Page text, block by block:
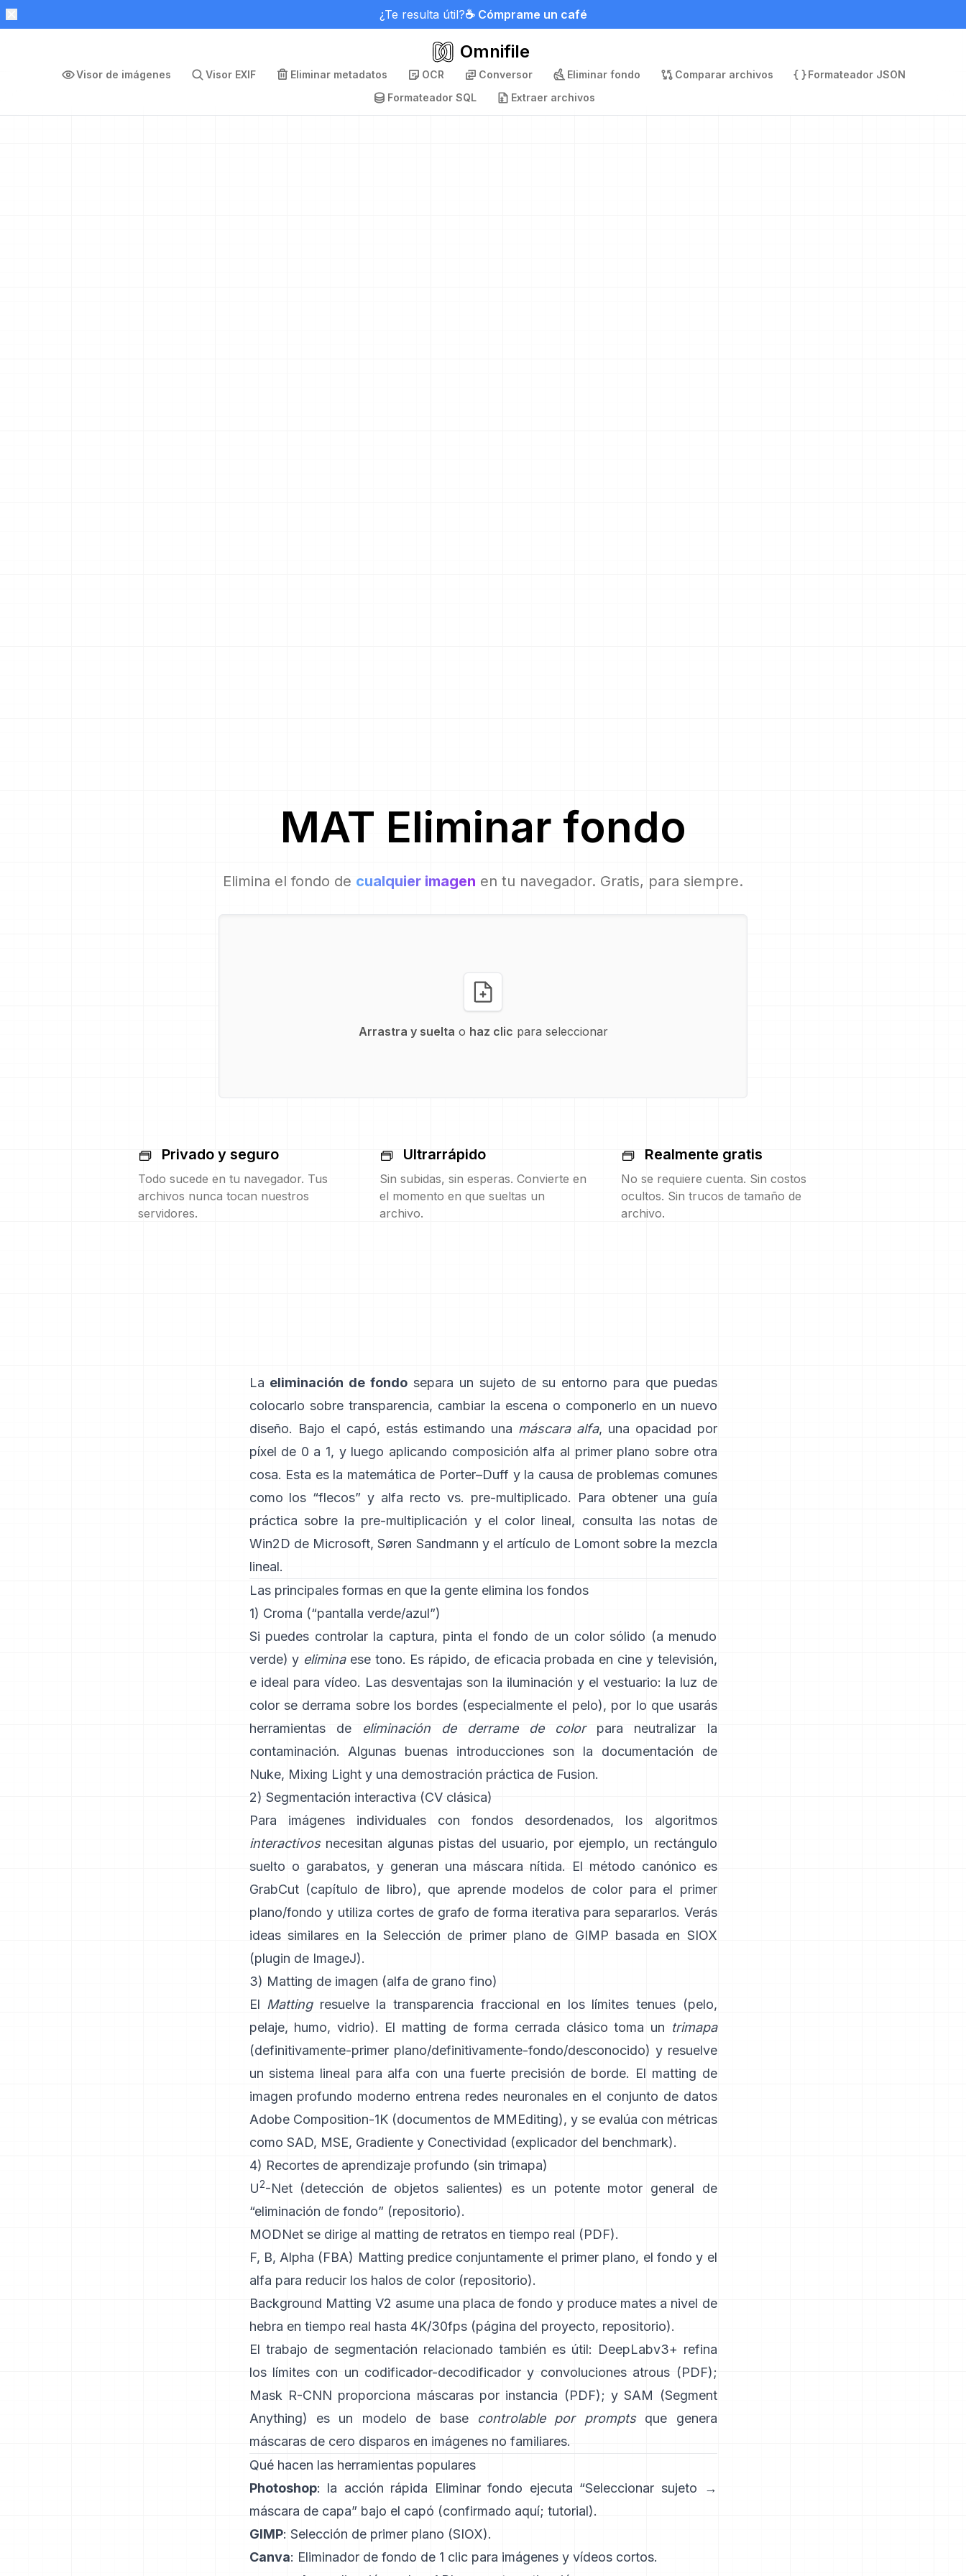
¿Te resulta útil?☕ Cómprame un café
Omnifile
Visor de imágenes Visor EXIF Eliminar metadatos OCR Conversor Eliminar fondo Comparar archivos
Formateador JSON
Formateador SQL
Extraer archivos
MAT Eliminar fondo
Elimina el fondo de cualquier imagen en tu navegador. Gratis, para siempre.
Arrastra y suelta o haz clic para seleccionar
Privado y seguro
Todo sucede en tu navegador. Tus
archivos nunca tocan nuestros
servidores.
Ultrarrápido
Sin subidas, sin esperas. Convierte en
el momento en que sueltas un
archivo.
Realmente gratis
No se requiere cuenta. Sin costos
ocultos. Sin trucos de tamaño de
archivo.
La eliminación de fondo separa un sujeto de su entorno para que puedas
colocarlo sobre transparencia, cambiar la escena o componerlo en un nuevo
diseño. Bajo el capó, estás estimando una máscara alfa, una opacidad por
píxel de 0 a 1, y luego aplicando composición alfa al primer plano sobre otra
cosa. Esta es la matemática de Porter–Duff y la causa de problemas comunes
como los “flecos” y alfa recto vs. pre-multiplicado. Para obtener una guía
práctica sobre la pre-multiplicación y el color lineal, consulta las notas de
Win2D de Microsoft, Søren Sandmann y el artículo de Lomont sobre la mezcla
lineal.
Las principales formas en que la gente elimina los fondos
1) Croma (“pantalla verde/azul”)
Si puedes controlar la captura, pinta el fondo de un color sólido (a menudo
verde) y eliminaese tono. Es rápido, de eficacia probada en cine y televisión,
e ideal para vídeo. Las desventajas son la iluminación y el vestuario: la luz de
color se derrama sobre los bordes (especialmente el pelo), por lo que usarás
herramientas de
eliminación de derrame de colorpara neutralizar la
contaminación. Algunas buenas introducciones son la documentación de
Nuke, Mixing Lighty una demostración práctica de Fusion.
2) Segmentación interactiva (CV clásica)
Para imágenes individuales con fondos desordenados, los algoritmos
interactivosnecesitan algunas pistas del usuario, por ejemplo, un rectángulo
suelto o garabatos, y generan una máscara nítida. El método canónico es
GrabCut (capítulo de libro), que aprende modelos de color para el primer
plano/fondo y utiliza cortes de grafo de forma iterativa para separarlos. Verás
ideas similares en la Selección de primer plano de GIMP basada en SIOX
(plugin de ImageJ).
3) Matting de imagen (alfa de grano fino)
El Mattingresuelve la transparencia fraccional en los límites tenues (pelo,
pelaje, humo, vidrio). El matting de forma cerrada clásico toma un trimapa
(definitivamente-primer plano/definitivamente-fondo/desconocido) y resuelve
un sistema lineal para alfa con una fuerte precisión de borde. El matting de
imagen profundo moderno entrena redes neuronales en el conjunto de datos
Adobe Composition-1K(documentos de MMEditing), y se evalúa con métricas
como SAD, MSE, Gradiente y Conectividad (explicador del benchmark).
4) Recortes de aprendizaje profundo (sin trimapa)
U2-Net(detección de objetos salientes) es un potente motor general de
“eliminación de fondo” (repositorio).
MODNetse dirige al matting de retratos en tiempo real (PDF).
F, B, Alpha (FBA) Matting predice conjuntamente el primer plano, el fondo y el
alfa para reducir los halos de color (repositorio).
Background Matting V2 asume una placa de fondo y produce mates a nivel de
hebra en tiempo real hasta 4K/30fps (página del proyecto, repositorio).
El trabajo de segmentación relacionado también es útil: DeepLabv3+ refina
los límites con un codificador-decodificador y convoluciones atrous (PDF);
Mask R-CNN proporciona máscaras por instancia (PDF); y SAM (Segment
Anything) es un modelo de base controlable por promptsque genera
máscaras de cero disparos en imágenes no familiares.
Qué hacen las herramientas populares
Photoshop: la acción rápida Eliminar fondo ejecuta “Seleccionar sujeto →
máscara de capa” bajo el capó (confirmado aquí; tutorial).
GIMP: Selección de primer plano (SIOX).
Canva: Eliminador de fondo de 1 clicpara imágenes y vídeos cortos.